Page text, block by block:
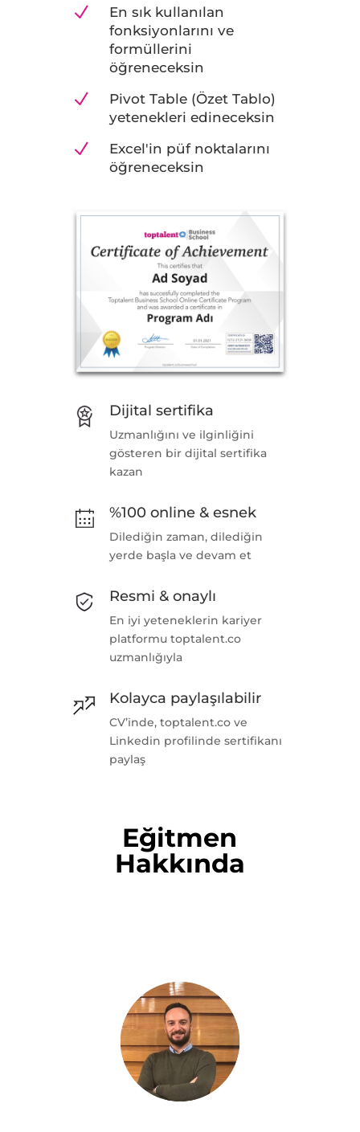
N
En sık kullanılan
fonksiyonlarını ve
formüllerini
öğreneceksin
N
Pivot Table (Özet Tablo)
yetenekleri edineceksin
N
Excel'in püf noktalarını
öğreneceksin
Dijital sertifika
Uzmanlığını ve ilginliğini
gösteren bir dijital sertifika
kazan
%100 online & esnek
Dilediğin zaman, dilediğin
yerde başla ve devam et
Resmi & onaylı
En iyi yeteneklerin kariyer
platformu toptalent.co
uzmanlığıyla
Kolayca paylaşılabilir
CV’inde, toptalent.co ve
Linkedin profilinde sertifikanı
paylaş
Eğitmen
Hakkında